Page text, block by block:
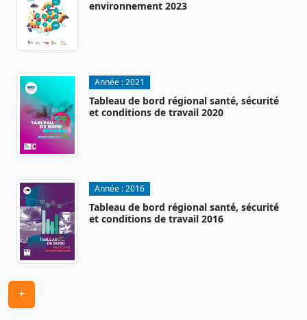
environnement 2023
Année :2021
Tableau de bord régional santé, sécurité
et conditions de travail 2020
Année :2016
Tableau de bord régional santé, sécurité
et conditions de travail 2016
+